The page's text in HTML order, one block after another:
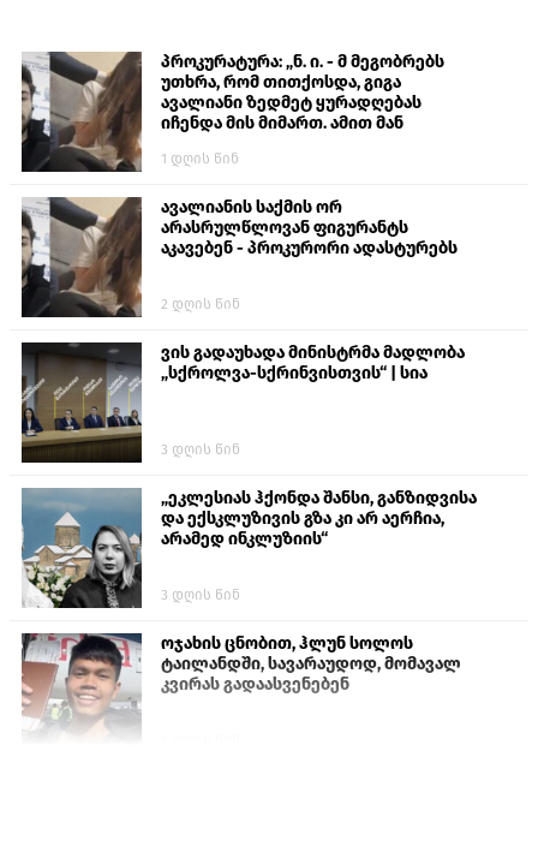
პროკურატურა: „ნ. ი. - მ მეგობრებს
უთხრა, რომ თითქოსდა, გიგა
ავალიანი ზედმეტ ყურადღებას
იჩენდა მის მიმართ. ამით მან
თავს დასხმოდა გიგა ავალიანს“
1 დღის წინ
ავალიანის საქმის ორ
არასრულწლოვან ფიგურანტს
აკავებენ - პროკურორი ადასტურებს
2 დღის წინ
ვის გადაუხადა მინისტრმა მადლობა
„სქროლვა-სქრინვისთვის“ | სია
3 დღის წინ
„ეკლესიას ჰქონდა შანსი, განზიდვისა
და ექსკლუზივის გზა კი არ აერჩია,
არამედ ინკლუზიის“
3 დღის წინ
ოჯახის ცნობით, ჰლუნ სოლოს
ტაილანდში, სავარაუდოდ, მომავალ
კვირას გადაასვენებენ